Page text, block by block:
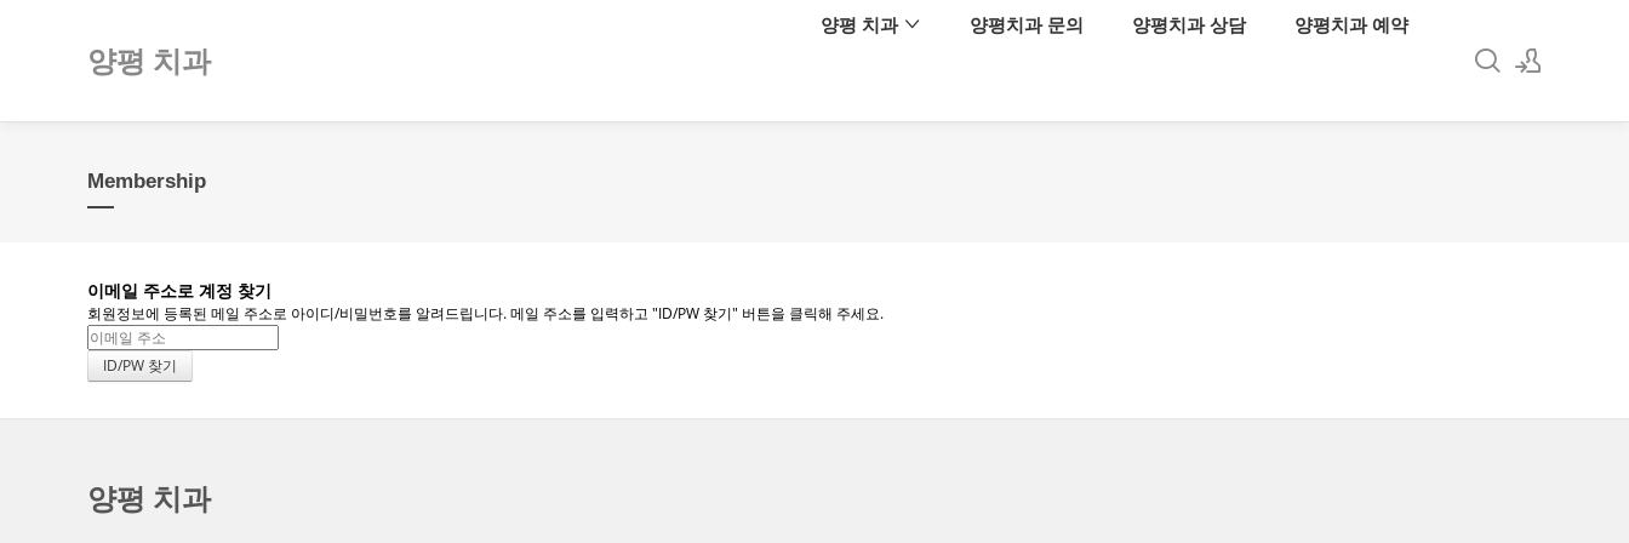
메뉴 건너뛰기
양평 치과
양평 치과 양평치과 문의 양평치과 상담 양평치과 예약
Membership
이메일 주소로 계정 찾기
회원정보에 등록된 메일 주소로 아이디/비밀번호를 알려드립니다. 메일 주소를 입력하고 "ID/PW 찾기" 버튼을 클릭해 주세요.
양평 치과